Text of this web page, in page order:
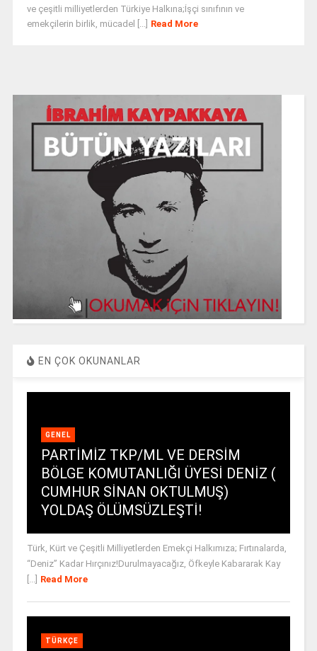
ve çeşitli milliyetlerden Türkiye Halkına;İşçi sınıfının ve
emekçilerin birlik, mücadel [...] Read More
EN ÇOK OKUNANLAR
GENEL
PARTİMİZ TKP/ML VE DERSİM
BÖLGE KOMUTANLIĞI ÜYESİ DENİZ (
CUMHUR SİNAN OKTULMUŞ)
YOLDAŞ ÖLÜMSÜZLEŞTİ!
Türk, Kürt ve Çeşitli Milliyetlerden Emekçi Halkımıza; Fırtınalarda,
“Deniz” Kadar Hırçınız!Durulmayacağız, Öfkeyle Kabararak Kay
Read More
TÜRKÇE